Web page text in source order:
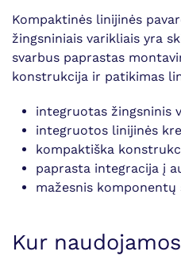
Kompaktinės linijinės
žingsniniais varikliais yra
svarbus paprastas
konstrukcija ir patikimas
integruotas žingsninis
integruotos linijinės
kompaktiška
paprasta integracija į
mažesnis komponentų
Kur